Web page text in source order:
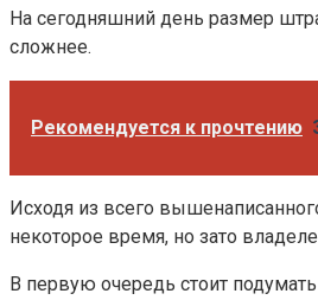
На сегодняшний день размер
сложнее.
Рекомендуется к прочтению
Исходя из всего
некоторое время, но зато
В первую очередь стоит